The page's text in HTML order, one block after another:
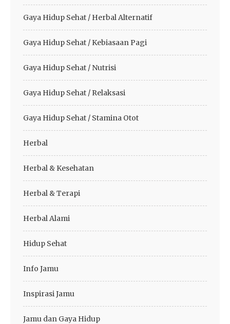
Gaya Hidup Sehat / Herbal Alternatif
Gaya Hidup Sehat / Kebiasaan Pagi
Gaya Hidup Sehat / Nutrisi
Gaya Hidup Sehat / Relaksasi
Gaya Hidup Sehat / Stamina Otot
Herbal
Herbal & Kesehatan
Herbal & Terapi
Herbal Alami
Hidup Sehat
Info Jamu
Inspirasi Jamu
Jamu dan Gaya Hidup